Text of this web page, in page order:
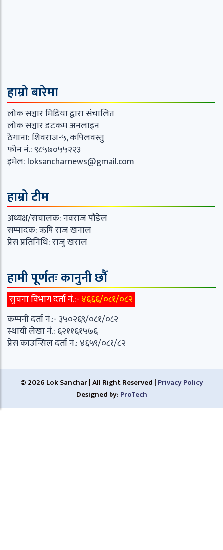
हाम्रो बारेमा
लोक सञ्चार मिडिया द्वारा संचालित
लोक सञ्चार डटकम अनलाइन
ठेगाना: शिवराज-५, कपिलवस्तु
फोन नं.: ९८५७०५५२२३
इमेल: loksancharnews@gmail.com
हाम्रो टीम
अध्यक्ष/संचालक: नवराज पौडेल
सम्पादक: ऋषि राज खनाल
प्रेस प्रतिनिधि: राजु खराल
हामी पूर्णतः कानुनी छौँ
सुचना विभाग दर्ता नं.:- ४६६६/०८१/०८२
कम्पनी दर्ता नं.:- ३५०२६९/०८१/०८२
स्थायी लेखा नं.: ६२११६१५७६
प्रेस काउन्सिल दर्ता नं.: ४६५९/०८१/८२
© 2026 Lok Sanchar | All Right Reserved | Privacy Policy
Designed by: ProTech